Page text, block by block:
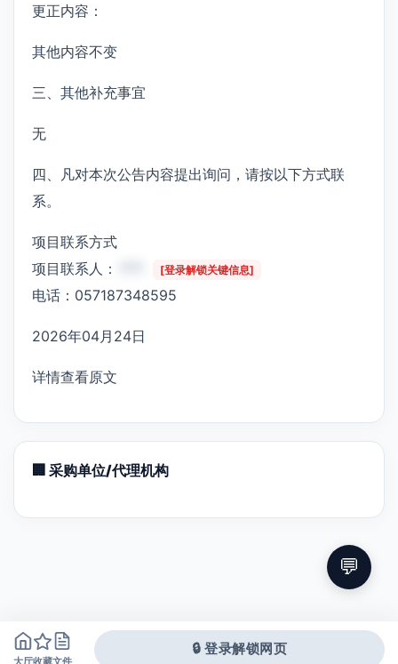
更正内容：
其他内容不变
三、其他补充事宜
无
四、凡对本次公告内容提出询问，请按以下方式联
系。
项目联系方式
项目联系人：
[登录解锁关键信息]
电话：057187348595
2026年04月24日
详情查看原文
🏢 采购单位/代理机构
大厅收藏文件
🔒 登录解锁网页
💬